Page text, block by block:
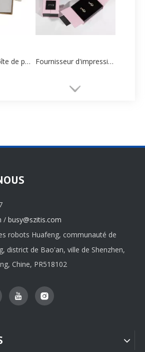
Fabricant de boîte de papier d'emballage de boucle d'oreille personnalisé de luxe de Chine Fournisseur d'impression d'emballage en papier de boîte à bijoux personnalisée classique
/ busy@szitis.com
robots Huafeng, communauté de
district de Bao'an, ville de Shenzhen,
Chine, PR518102